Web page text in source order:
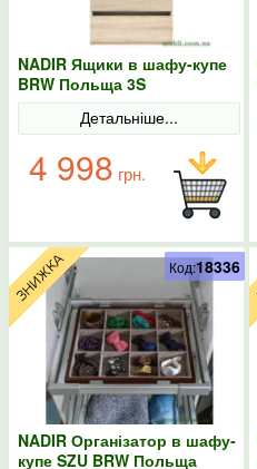
NADIR Ящики в шафу-купе
BRW Польща 3S
Детальніше...
4 998 грн.
NADIR Організатор в шафу-
купе SZU BRW Польща
Код:18336